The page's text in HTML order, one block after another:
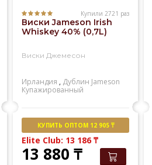
Купили 2721 раз
Виски Jameson Irish
Whiskey 40% (0,7L)
Виски Джемесон
Ирландия , Дублин Jameson
Купажированный
КУПИТЬ ОПТОМ 12 905 ₸
Elite Club: 13 186 ₸
13 880 ₸